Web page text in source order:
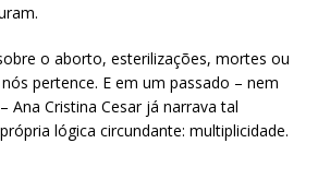
o aborto, esterilizações, mortes ou
pertence. E em um passado – nem
Ana Cristina Cesar já narrava tal
lógica circundante: multiplicidade.